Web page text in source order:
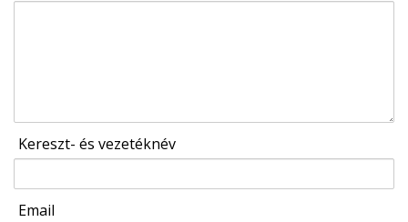
Kereszt- és vezetéknév
Email